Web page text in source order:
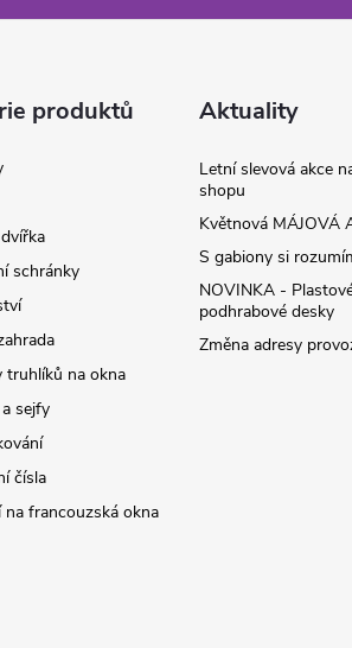
produktů
schránky
truhlíků na okna
sejfy
čísla
na francouzská okna
Aktuality
Letní slevová akce
shopu
Květnová MÁJOVÁ
S gabiony si
NOVINKA -
podhrabové desky
Změna adresy